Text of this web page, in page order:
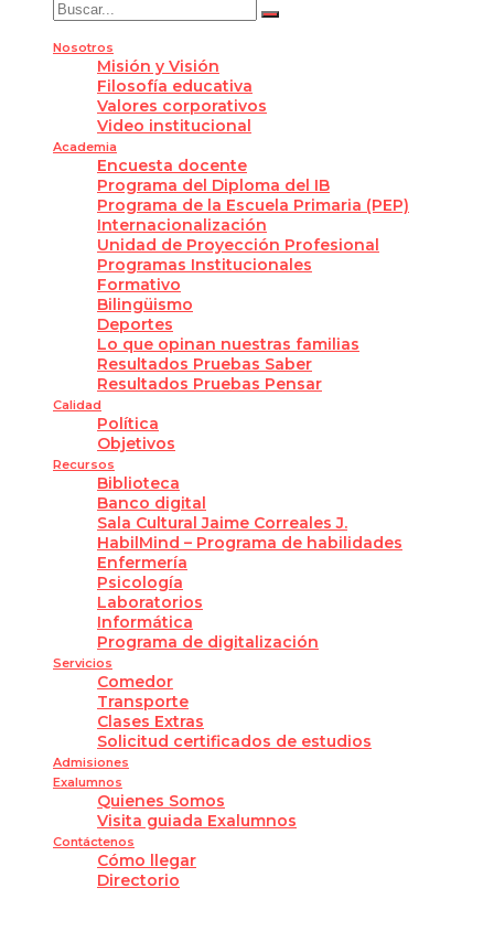
Nosotros
Misión y Visión
Filosofía educativa
Valores corporativos
Video institucional
Academia
Encuesta docente
Programa del Diploma del IB
Programa de la Escuela Primaria (PEP)
Internacionalización
Unidad de Proyección Profesional
Programas Institucionales
Formativo
Bilingüismo
Deportes
Lo que opinan nuestras familias
Resultados Pruebas Saber
Resultados Pruebas Pensar
Calidad
Política
Objetivos
Recursos
Biblioteca
Banco digital
Sala Cultural Jaime Correales J.
HabilMind – Programa de habilidades
Enfermería
Psicología
Laboratorios
Informática
Programa de digitalización
Servicios
Comedor
Transporte
Clases Extras
Solicitud certificados de estudios
Admisiones
Exalumnos
Quienes Somos
Visita guiada Exalumnos
Contáctenos
Cómo llegar
Directorio